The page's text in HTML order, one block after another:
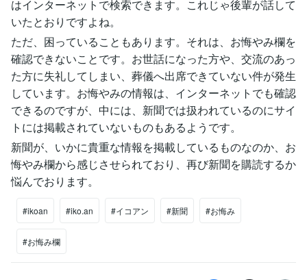
はインターネットで検索できます。これじゃ後輩が話して
いたとおりですよね。
ただ、困っていることもあります。それは、お悔やみ欄を
確認できないことです。お世話になった方や、交流のあっ
た方に失礼してしまい、葬儀へ出席できていない件が発生
しています。お悔やみの情報は、インターネットでも確認
できるのですが、中には、新聞では扱われているのにサイ
トには掲載されていないものもあるようです。
新聞が、いかに貴重な情報を掲載しているものなのか、お
悔やみ欄から感じさせられており、再び新聞を購読するか
悩んでおります。
#ikoan #iko.an #イコアン #新聞 #お悔み
#お悔み欄